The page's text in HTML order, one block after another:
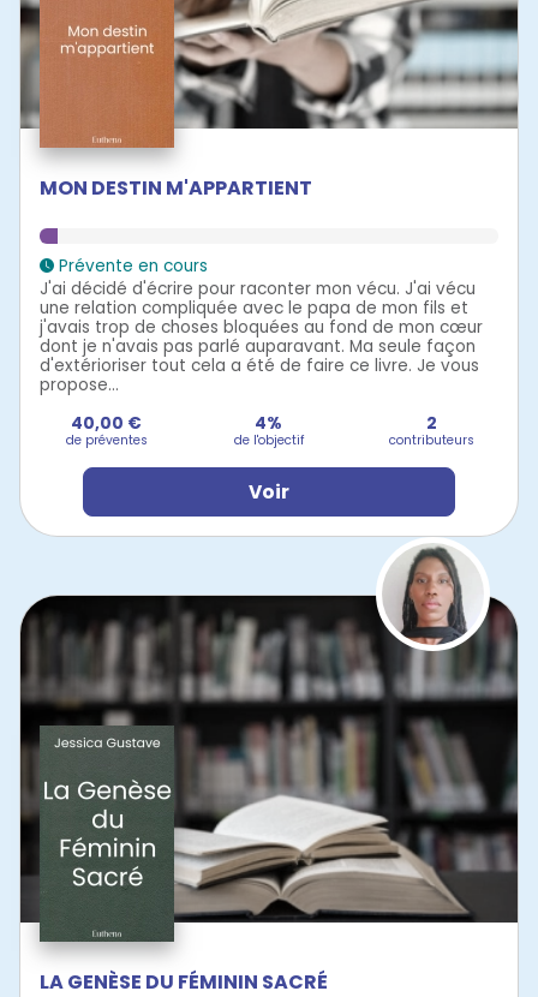
MON DESTIN M'APPARTIENT
Prévente en cours
J'ai décidé d'écrire pour raconter mon vécu. J'ai vécu
une relation compliquée avec le papa de mon fils et
j'avais trop de choses bloquées au fond de mon cœur
dont je n'avais pas parlé auparavant. Ma seule façon
d'extérioriser tout cela a été de faire ce livre. Je vous
propose...
40,00 €
de préventes
4%
de l'objectif
2
contributeurs
Voir
LA GENÈSE DU FÉMININ SACRÉ